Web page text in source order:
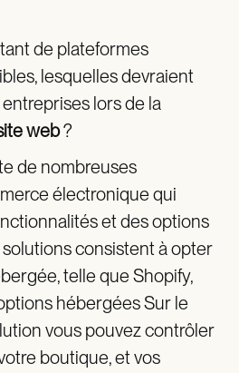
de plateformes
lesquelles devraient
lors de la
web?
de nombreuses
électronique qui
et des options
consistent à opter
telle que Shopify,
hébergées Sur le
vous pouvez contrôler
boutique, et vos